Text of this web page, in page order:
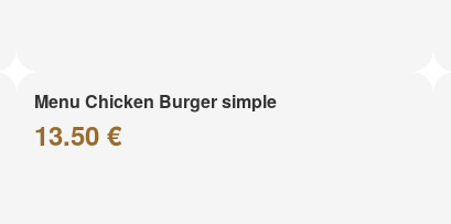
Menu Chicken Burger simple
13.50 €